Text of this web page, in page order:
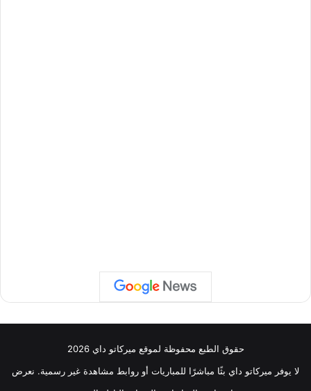
حقوق الطبع محفوظة لموقع ميركاتو داي 2026
لا يوفر ميركاتو داي بثًا مباشرًا للمباريات أو روابط مشاهدة غير رسمية. نعرض